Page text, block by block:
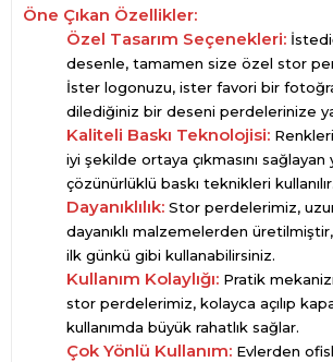
Öne Çıkan Özellikler:
Özel Tasarım Seçenekleri:
desenle, tamamen size özel stor
İster logonuzu, ister favori bir
dilediğiniz bir deseni perdelerinize
Kaliteli Baskı Teknolojisi:
iyi şekilde ortaya çıkmasını sağlayan
çözünürlüklü baskı teknikleri kullanılır.
Dayanıklılık: Stor perdelerimiz,
dayanıklı malzemelerden
ilk günkü gibi kullanabilirsiniz.
Kullanım Kolaylığı: Pratik
stor perdelerimiz, kolayca açılıp
kullanımda büyük rahatlık sağlar.
Çok Yönlü Kullanım: Evlerden